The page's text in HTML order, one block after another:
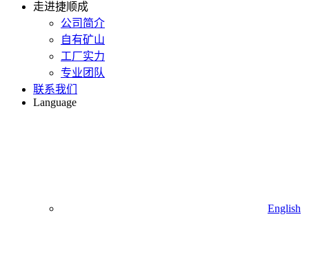
走进捷顺成
公司简介
自有矿山
工厂实力
专业团队
联系我们
Language
English